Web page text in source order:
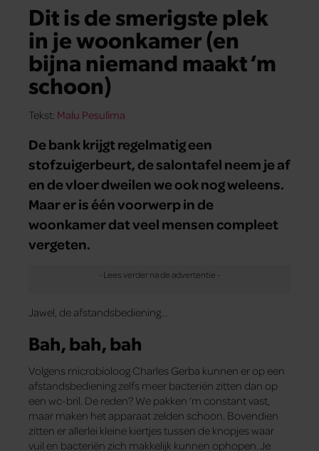
Dit is de smerigste plek
in je woonkamer (en
bijna niemand maakt ‘m
schoon)
Tekst: Malu Pesulima
De bank krijgt regelmatig een
stofzuigerbeurt, de salontafel neem je af
en de vloer dweilen we ook nog weleens.
Maar er is één voorwerp in de
woonkamer dat veel mensen compleet
vergeten.
Jawel, de afstandsbediening…
Bah, bah, bah
Volgens microbioloog Charles Gerba kunnen er op een
afstandsbediening zelfs meer bacteriën zitten dan op
een wc-bril. De reden? We pakken ‘m constant vast,
maar maken het apparaat zelden schoon. Bovendien
zitten er allerlei kleine kiertjes tussen de knopjes waar
vuil en bacteriën zich makkelijk kunnen ophopen. Je